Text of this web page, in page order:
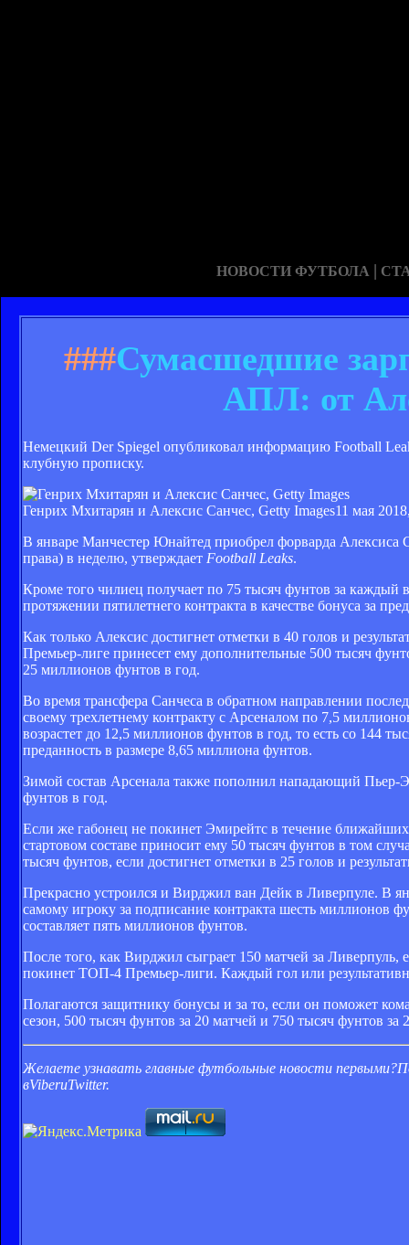
НОВОСТИ ФУТБОЛА |
###Сумасшедшие
АПЛ: от
Немецкий Der Spiegel опубликовал информацию Football
клубную прописку.
Генрих Мхитарян и Алексис Санчес, Getty Images11 мая
В январе Манчестер Юнайтед приобрел форварда Алексиса
права) в неделю, утверждает Football Leaks.
Кроме того чилиец получает по 75 тысяч фунтов за каждый
протяжении пятилетнего контракта в качестве бонуса за
Как только Алексис достигнет отметки в 40 голов и
Премьер-лиге принесет ему дополнительные 500 тысяч
25 миллионов фунтов в год.
Во время трансфера Санчеса в обратном направлении
своему трехлетнему контракту с Арсеналом по 7,5
возрастет до 12,5 миллионов фунтов в год, то есть со 144
преданность в размере 8,65 миллиона фунтов.
Зимой состав Арсенала также пополнил нападающий Пьер-
фунтов в год.
Если же габонец не покинет Эмирейтс в течение
стартовом составе приносит ему 50 тысяч фунтов в том
тысяч фунтов, если достигнет отметки в 25 голов и
Прекрасно устроился и Вирджил ван Дейк в Ливерпуле. В
самому игроку за подписание контракта шесть миллионов
составляет пять миллионов фунтов.
После того, как Вирджил сыграет 150 матчей за Ливерпуль,
покинет ТОП-4 Премьер-лиги. Каждый гол или
Полагаются защитнику бонусы и за то, если он поможет
сезон, 500 тысяч фунтов за 20 матчей и 750 тысяч фунтов за
Желаете узнавать главные футбольные новости первыми?
вViberиTwitter.